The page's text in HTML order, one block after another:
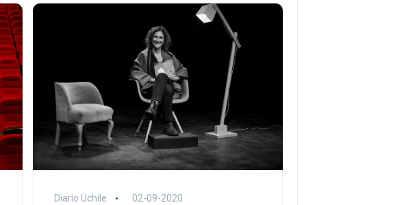
Diario Uchile 02-09-2020